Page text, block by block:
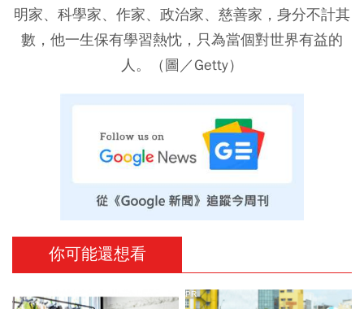
明家、科學家、作家、政治家、慈善家，身分不計其
數，他一生保有學習熱忱，只為當個對世界有益的
人。（圖／Getty）
你可能還想看
PR